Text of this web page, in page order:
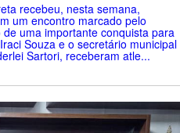
recebeu, nesta semana,
um encontro marcado pelo
uma importante conquista para
Souza e o secretário municipal
Sartori, receberam atle...